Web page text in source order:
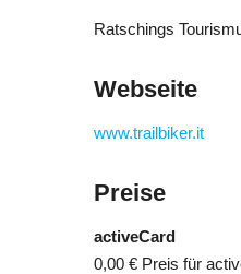
Ratschings
Webseite
www.trailbiker.it
Preise
activeCard
0,00 € Preis für